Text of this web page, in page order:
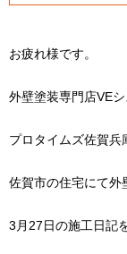
お疲れ様です。
外壁塗装専門店VE
プロタイムズ佐賀兵
佐賀市の住宅にて外
3月27日の施工日記